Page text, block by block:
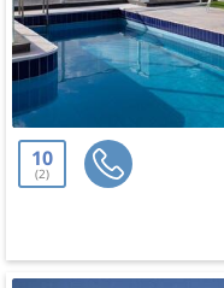
10
2